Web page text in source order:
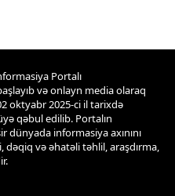
Portalı
və onlayn media olaraq
oktyabr 2025-ci il tarixdə
qəbul edilib. Portalın
dünyada informasiya axınını
dəqiq və əhatəli təhlil, araşdırma,